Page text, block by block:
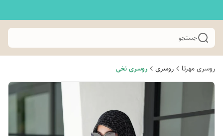
جستجو
روسری مهرتا روسری روسری نخی